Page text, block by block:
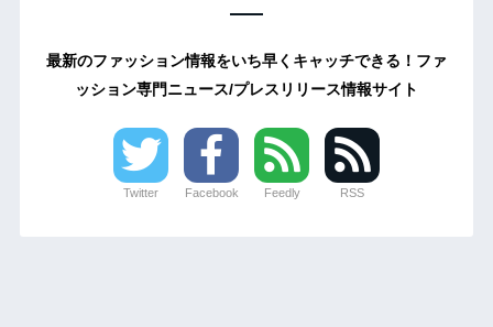
最新のファッション情報をいち早くキャッチできる！ファ
ッション専門ニュース/プレスリリース情報サイト
Twitter Facebook Feedly RSS